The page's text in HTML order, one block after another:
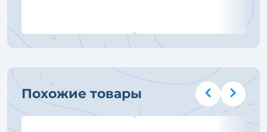
Похожие товары